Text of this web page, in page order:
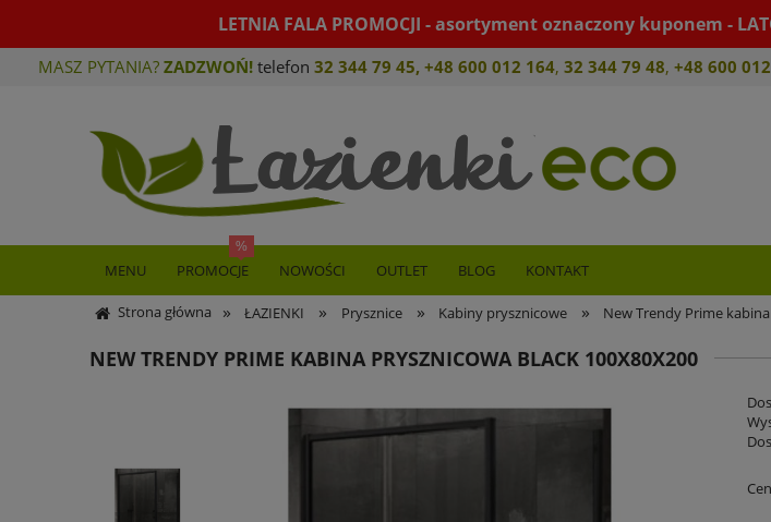
LETNIA FALA PROMOCJI - asortyment oznaczony kuponem -
MASZ PYTANIA? ZADZWOŃ! telefon 32 344 79 45, +48 600 012 164, 32 344 79 48, +48 600
MENU PROMOCJE NOWOŚCI OUTLET BLOG KONTAKT
Strona główna » ŁAZIENKI » Prysznice » Kabiny prysznicowe » New Trendy Prime
NEW TRENDY PRIME KABINA PRYSZNICOWA BLACK 100X80X200
Cena nie